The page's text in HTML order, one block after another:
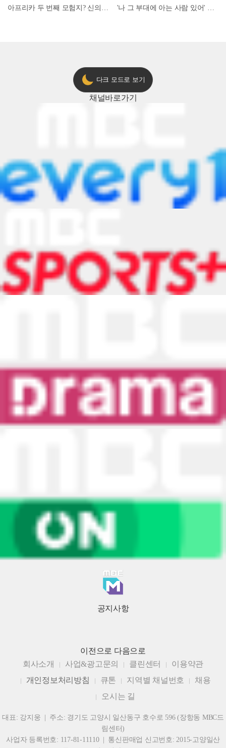
다크 모드로 보기
채널바로가기
공지사항
이전으로 다음으로
회사소개
사업&광고문의 클린센터
이용약관
개인정보처리방침
큐톤 지역별 채널번호
채용
오시는 길
대표: 강지웅 | 주소: 경기도 고양시 일산동구 호수로 596 (장항동 MBC드
림센터)
사업자 등록번호: 117-81-11110 | 통신판매업 신고번호: 2015-고양일산